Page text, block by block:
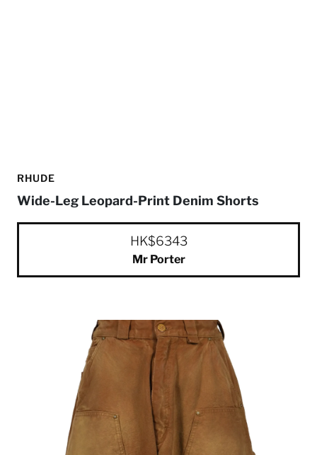
RHUDE
Wide-Leg Leopard-Print Denim Shorts
HK$6343
Mr Porter